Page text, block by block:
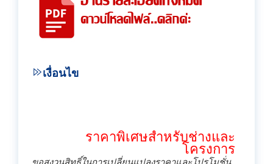
เงื่อนไข
ราคาพิเศษสำหรับช่างและ
โครงการ